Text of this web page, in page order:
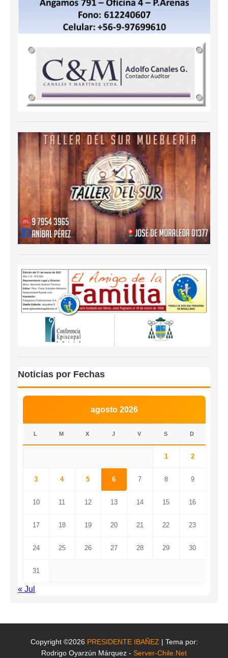
Noticias por Fechas
agosto 2026
L M X J V S D
1 2
3 4 5 6 7 8 9
10 11 12 13 14 15 16
17 18 19 20 21 22 23
24 25 26 27 28 29 30
31
« Jul
Copyright ©2026 PRESIDENTE IBAÑEZ | Tema por:
Rodrigo Oyarzún Márquez - Server-Chile.Net